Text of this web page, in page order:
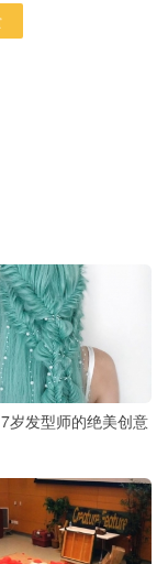
岁发型师的绝美创意